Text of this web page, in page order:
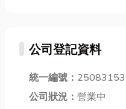
公司登記資料
統一編號： 25083153
公司狀況： 營業中